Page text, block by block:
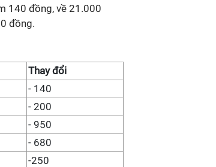
140 đồng, về 21.000
đồng.
Thay đổi
- 140
- 200
- 950
- 680
-250